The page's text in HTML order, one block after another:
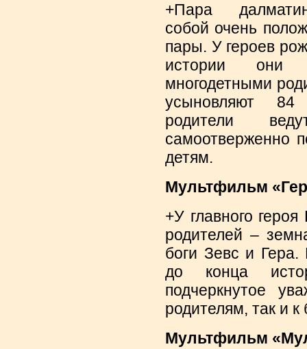
+Пара
собой очень
пары. У героев
истории они
многодетными
усыновляют 84
родители
самоотверженно
детям.
Мультфильм
+У главного
родителей –
боги Зевс и
до конца
подчеркнутое
родителям, так и
Мультфильм